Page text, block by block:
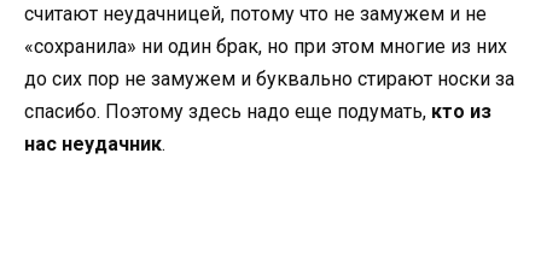
считают неудачницей, потому что не замужем и не
«сохранила» ни один брак, но при этом многие из них
до сих пор не замужем и буквально стирают носки за
спасибо. Поэтому здесь надо еще подумать, кто из
нас неудачник.